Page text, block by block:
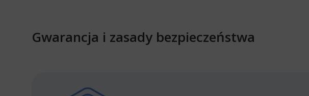
Gwarancja i zasady bezpieczeństwa